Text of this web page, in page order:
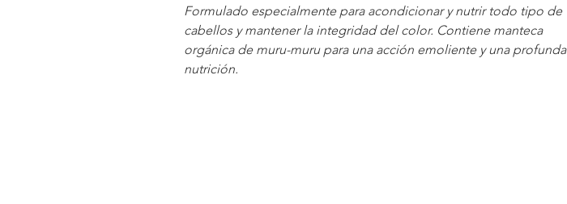
Formulado especialmente para acondicionar y nutrir todo tipo de
cabellos y mantener la integridad del color. Contiene manteca
orgánica de muru-muru para una acción emoliente y una profunda
nutrición.